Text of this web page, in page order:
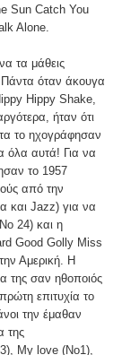
Sun Catch You
Alone.
τα μάθεις
όταν άκουγα
Hippy Shake,
ήταν ότι
το ηχογράφησαν
όλα αυτά! Για να
το 1957
από την
και Jazz) για να
24) και η
Good Golly Miss
Αμερική. Η
της σαν ηθοποιός
επιτυχία το
την έμαθαν
της
My love (No1),